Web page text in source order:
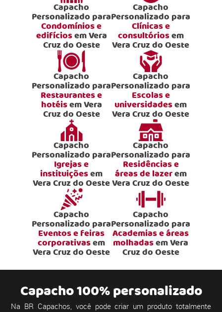
Capacho
Personalizado para
Condomínios e
edifíciosem Vera
Cruz do Oeste
Capacho
Personalizado para
Clínicas e
consultóriosem
Vera Cruz do Oeste
Capacho
Personalizado para
Restaurantes e
hotéisem Vera
Cruz do Oeste
Capacho
Personalizado para
Escolas e
universidadesem
Vera Cruz do Oeste
Capacho
Personalizado para
Igrejas e
instituiçõesem
Vera Cruz do Oeste
Capacho
Personalizado para
Residências e
áreas de lazerem
Vera Cruz do Oeste
Capacho
Personalizado para
Eventos e feiras
corporativasem
Vera Cruz do Oeste
Capacho
Personalizado para
Academias e áreas
molhadasem Vera
Cruz do Oeste
Capacho 100% personalizado
Na BR Capachos, você pode criar um produto totalmente